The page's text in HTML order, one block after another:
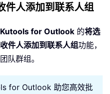
件人添加到联系人组
Kutools for Outlook 的将选
件人添加到联系人组功能，
队群组。
for Outlook 助您高效批